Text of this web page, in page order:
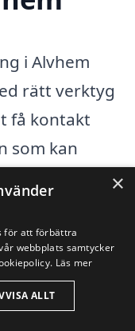
i Alvhem
rätt verktyg
få kontakt
som kan
men också
priser.
enkelt hämta
×
för att förbättra
webbplats samtycker
Läs mer
ALLT